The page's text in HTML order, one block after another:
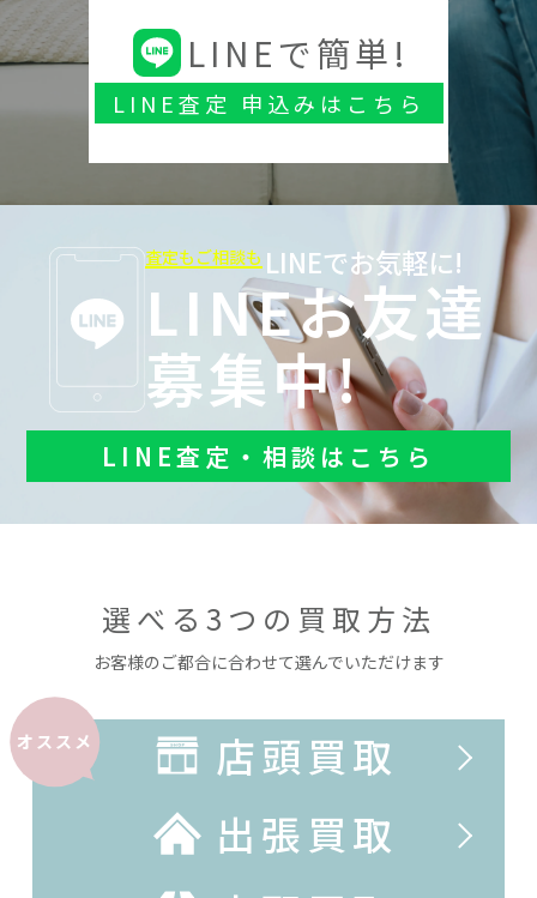
LINEで簡単!
LINE査定 申込みはこちら
査定もご相談も LINEでお気軽に!
LINEお友達
募集中!
LINE査定・相談はこちら
選べる3つの買取方法
お客様のご都合に合わせて選んでいただけます
オススメ
店頭買取
出張買取